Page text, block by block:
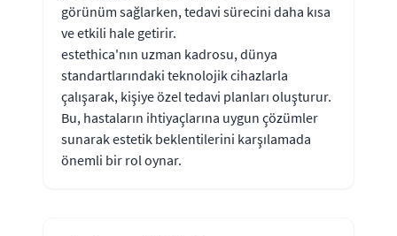
görünüm sağlarken, tedavi sürecini daha kısa
ve etkili hale getirir.
estethica'nın uzman kadrosu, dünya
standartlarındaki teknolojik cihazlarla
çalışarak, kişiye özel tedavi planları oluşturur.
Bu, hastaların ihtiyaçlarına uygun çözümler
sunarak estetik beklentilerini karşılamada
önemli bir rol oynar.